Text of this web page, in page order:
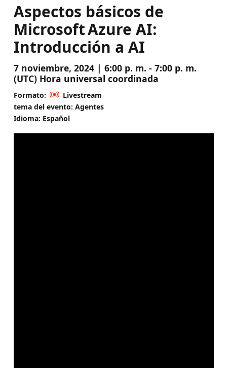
Aspectos básicos de
Microsoft Azure AI:
Introducción a AI
7 noviembre, 2024 | 6:00 p. m. - 7:00 p. m.
(UTC) Hora universal coordinada
Formato:
Livestream
tema del evento: Agentes
Idioma: Español